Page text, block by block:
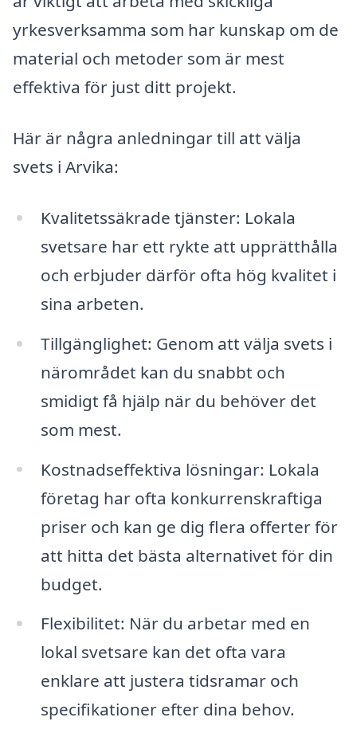
yrkesverksamma som har kunskap om de
material och metoder som är mest
effektiva för just ditt projekt.
Här är några anledningar till att välja
svets i Arvika:
Kvalitetssäkrade tjänster: Lokala
svetsare har ett rykte att upprätthålla
och erbjuder därför ofta hög kvalitet i
sina arbeten.
Tillgänglighet: Genom att välja svets i
närområdet kan du snabbt och
smidigt få hjälp när du behöver det
som mest.
Kostnadseffektiva lösningar: Lokala
företag har ofta konkurrenskraftiga
priser och kan ge dig flera offerter för
att hitta det bästa alternativet för din
budget.
Flexibilitet: När du arbetar med en
lokal svetsare kan det ofta vara
enklare att justera tidsramar och
specifikationer efter dina behov.